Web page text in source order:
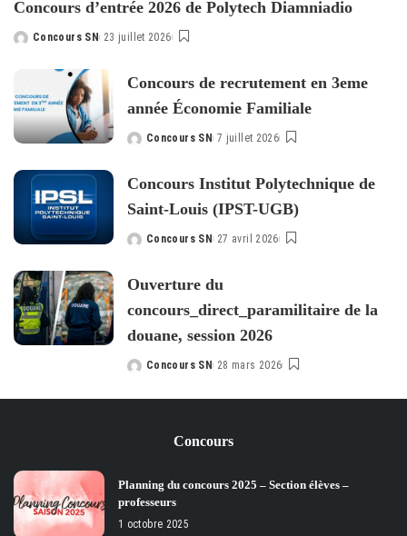
Concours d’entrée 2026 de Polytech Diamniadio
Posted
Concours SN 23 juillet 2026
Concours de recrutement en 3eme
année Économie Familiale
Posted
Concours SN 7 juillet 2026
Concours Institut Polytechnique de
Saint-Louis (IPST-UGB)
Posted
Concours SN 27 avril 2026
Ouverture du
concours_direct_paramilitaire de la
douane, session 2026
Posted
Concours SN 28 mars 2026
Concours
Planning du concours 2025 – Section élèves –
professeurs
1 octobre 2025